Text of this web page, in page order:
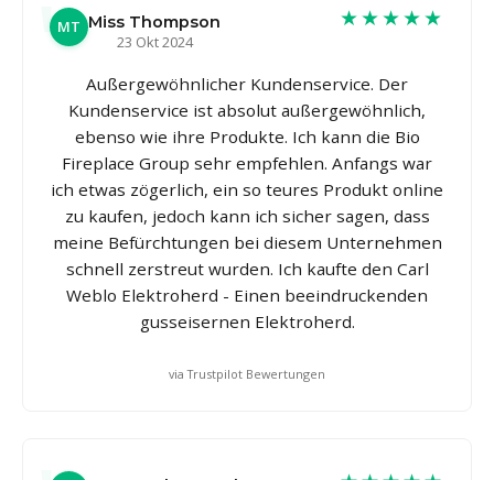
MT Miss Thompson
23 Okt 2024
★★★★★
Außergewöhnlicher Kundenservice. Der
Kundenservice ist absolut außergewöhnlich,
ebenso wie ihre Produkte. Ich kann die Bio
Fireplace Group sehr empfehlen. Anfangs war
ich etwas zögerlich, ein so teures Produkt online
zu kaufen, jedoch kann ich sicher sagen, dass
meine Befürchtungen bei diesem Unternehmen
schnell zerstreut wurden. Ich kaufte den Carl
Weblo Elektroherd - Einen beeindruckenden
gusseisernen Elektroherd.
via Trustpilot Bewertungen